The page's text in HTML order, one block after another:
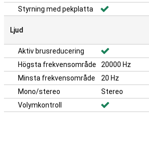
Styrning med pekplatta
Ljud
Aktiv brusreducering
Högsta frekvensområde
20000 Hz
Minsta frekvensområde
20 Hz
Mono/stereo
Stereo
Volymkontroll